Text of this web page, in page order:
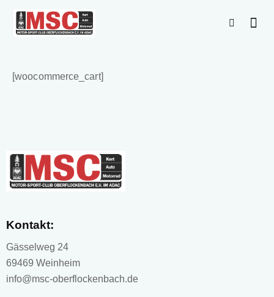
[woocommerce_cart]
Kontakt:
Gässelweg 24
69469 Weinheim
info@msc-oberflockenbach.de